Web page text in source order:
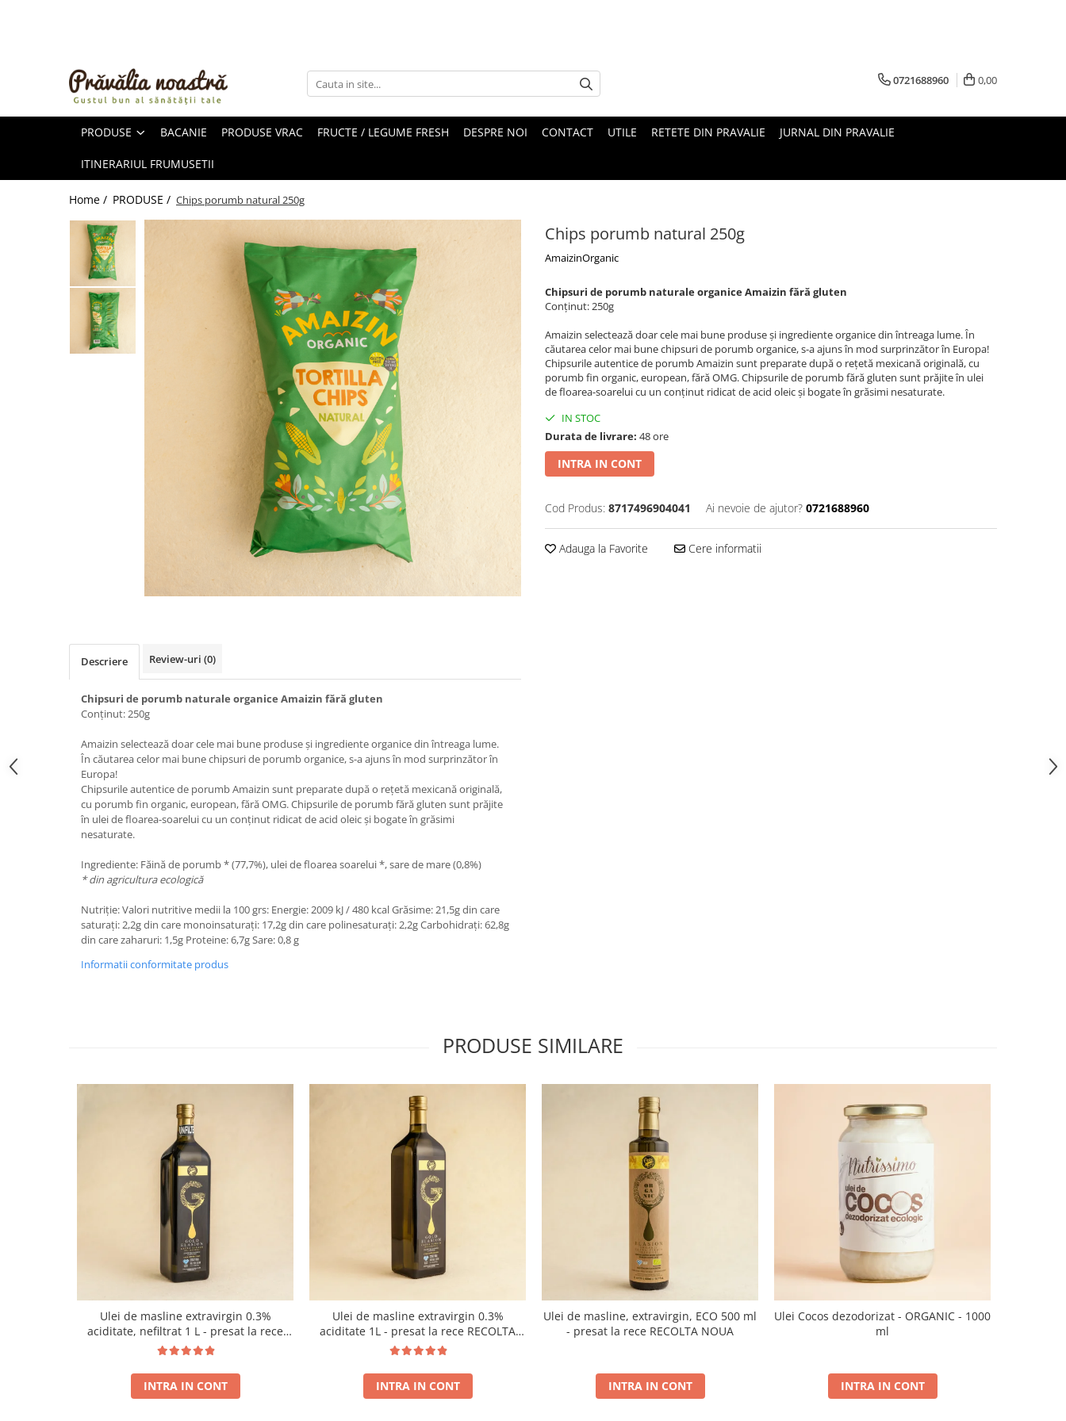
ULEIURI ȘI UNTURI
FRUCTE DESHIDRATATE
ÎNDULCITORI NATURALI / MIERE
FRUCTE LA CONSERVĂ
OȚETURI ȘI SOSURI
FĂINĂ FĂRĂ GLUTEN
BĂUTURI / LAPTE VEGETAL
OREZ ȘI CEREALE
CREME ȘI PASTE TARTINABILE
TOATE PRODUSELE
0721688960 0,00
PRODUSE BACANIE PRODUSE VRAC FRUCTE / LEGUME FRESH DESPRE NOI CONTACT UTILE RETETE DIN PRAVALIE JURNAL DIN PRAVALIE
ITINERARIUL FRUMUSETII
Home / PRODUSE / Chips porumb natural 250g
Chips porumb natural 250g
AmaizinOrganic
Chipsuri de porumb naturale organice Amaizin fără gluten
Conținut: 250g
Amaizin selectează doar cele mai bune produse și ingrediente organice din întreaga lume. În
căutarea celor mai bune chipsuri de porumb organice, s-a ajuns în mod surprinzător în Europa!
Chipsurile autentice de porumb Amaizin sunt preparate după o rețetă mexicană originală, cu
porumb fin organic, european, fără OMG. Chipsurile de porumb fără gluten sunt prăjite în ulei
de floarea-soarelui cu un conținut ridicat de acid oleic și bogate în grăsimi nesaturate.
IN STOC
Durata de livrare: 48 ore
INTRA IN CONT
Cod Produs: 8717496904041 Ai nevoie de ajutor? 0721688960
Adauga la Favorite Cere informatii
Descriere Review-uri (0)
Chipsuri de porumb naturale organice Amaizin fără gluten
Conținut: 250g
Amaizin selectează doar cele mai bune produse și ingrediente organice din întreaga lume.
În căutarea celor mai bune chipsuri de porumb organice, s-a ajuns în mod surprinzător în
Europa!
Chipsurile autentice de porumb Amaizin sunt preparate după o rețetă mexicană originală,
cu porumb fin organic, european, fără OMG. Chipsurile de porumb fără gluten sunt prăjite
în ulei de floarea-soarelui cu un conținut ridicat de acid oleic și bogate în grăsimi
nesaturate.
Ingrediente: Făină de porumb * (77,7%), ulei de floarea soarelui *, sare de mare (0,8%)
* din agricultura ecologică
Nutriție: Valori nutritive medii la 100 grs: Energie: 2009 kJ / 480 kcal Grăsime: 21,5g din care
saturați: 2,2g din care monoinsaturați: 17,2g din care polinesaturați: 2,2g Carbohidrați: 62,8g
din care zaharuri: 1,5g Proteine: 6,7g Sare: 0,8 g
Informatii conformitate produs
PRODUSE SIMILARE
Ulei de masline extravirgin 0.3%
aciditate, nefiltrat 1 L - presat la rece
RECOLTA NOUA
INTRA IN CONT
Ulei de masline extravirgin 0.3%
aciditate 1L - presat la rece RECOLTA
NOUA
INTRA IN CONT
Ulei de masline, extravirgin, ECO 500 ml
- presat la rece RECOLTA NOUA
INTRA IN CONT
Ulei Cocos dezodorizat - ORGANIC - 1000
ml
INTRA IN CONT